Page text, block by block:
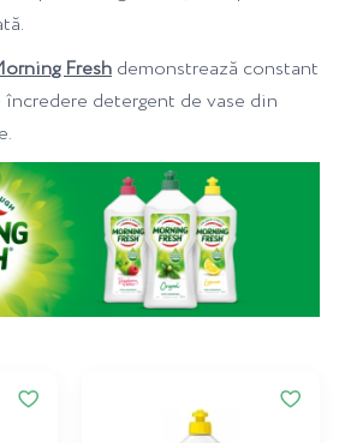
Fresh demonstrează constant
detergent de vase din